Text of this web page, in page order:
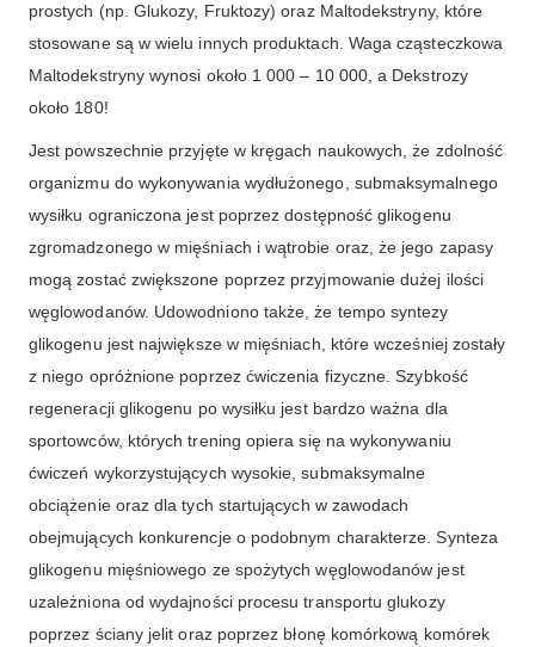
prostych (np. Glukozy, Fruktozy) oraz Maltodekstryny, które
stosowane są w wielu innych produktach. Waga cząsteczkowa
Maltodekstryny wynosi około 1 000 – 10 000, a Dekstrozy
około 180!
Jest powszechnie przyjęte w kręgach naukowych, że zdolność
organizmu do wykonywania wydłużonego, submaksymalnego
wysiłku ograniczona jest poprzez dostępność glikogenu
zgromadzonego w mięśniach i wątrobie oraz, że jego zapasy
mogą zostać zwiększone poprzez przyjmowanie dużej ilości
węglowodanów. Udowodniono także, że tempo syntezy
glikogenu jest największe w mięśniach, które wcześniej zostały
z niego opróżnione poprzez ćwiczenia fizyczne. Szybkość
regeneracji glikogenu po wysiłku jest bardzo ważna dla
sportowców, których trening opiera się na wykonywaniu
ćwiczeń wykorzystujących wysokie, submaksymalne
obciążenie oraz dla tych startujących w zawodach
obejmujących konkurencje o podobnym charakterze. Synteza
glikogenu mięśniowego ze spożytych węglowodanów jest
uzależniona od wydajności procesu transportu glukozy
poprzez ściany jelit oraz poprzez błonę komórkową komórek